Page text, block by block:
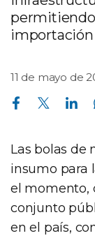
11 de mayo de
Compartir en Facebook Compartir en Twitter Compartir en Linkedin
Las bolas de
insumo para
el momento,
conjunto
en el país,